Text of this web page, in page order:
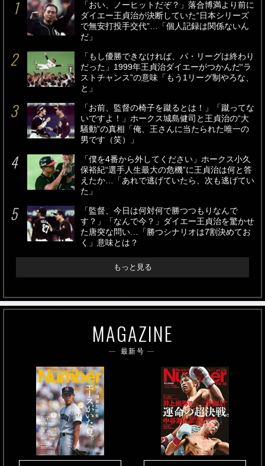
「おい、ノーヒットだぞ？」落合博満より前に
ダイエー王貞治が決断していた“日本シリーズ
で無安打投手交代”…「個人記録は関係ないん
だ」
「もし優勝できなければ、パ・リーグは終わり
だった」1999年王貞治ダイエーがつかんだ“ラ
ストチャンス”の意味「もう1リーグ制やろな、
と」
「お前、監督の椅子を蹴るとは！」「蹴ってな
いですよ！」ホークス城島健司と王貞治の“大
騒動”の真相「俺、王さんに当たられた唯一の
男です（笑）」
「僕を4番から外してください」ホークス小久
保裕紀“選手人生最大の危機”に王貞治は何と答
えたか…「あれで逃げていたら、次も逃げてい
た」
「監督、今日は何対何で勝つつもりなんで
す？」「なんで今？」ダイエー王貞治を驚かせ
た唐突な問い…「勝つシナリオは7割決めてお
く」意味とは？
もっと見る
MAGAZINE
最新号